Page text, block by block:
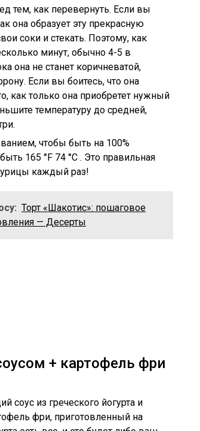
тем, как перевернуть. Если вы
она образует эту прекрасную
соки и стекать. Поэтому, как
минут, обычно 4-5 в
она не станет коричневатой,
Если вы боитесь, что она
как только она приобретет нужный
температуру до средней,
чтобы быть на 100%
165 °F 74 °C . Это правильная
каждый раз!
Торт «Шакотис»: пошаговое
— Десерты
+ картофель фри
соус из греческого йогурта и
фри, приготовленный на